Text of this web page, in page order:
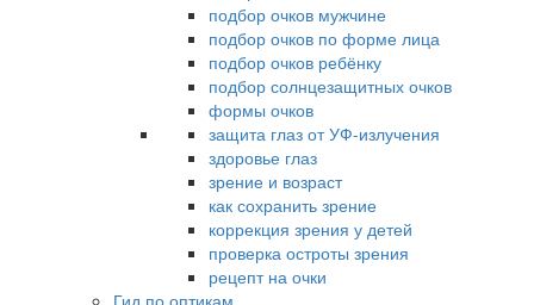
подбор очков мужчине
подбор очков по форме лица
подбор очков ребёнку
подбор солнцезащитных очков
формы очков
защита глаз от УФ-излучения
здоровье глаз
зрение и возраст
как сохранить зрение
коррекция зрения у детей
проверка остроты зрения
рецепт на очки